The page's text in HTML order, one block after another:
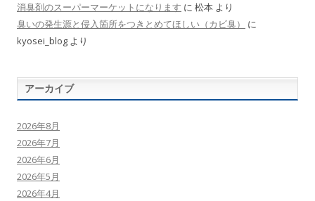
消臭剤のスーパーマーケットになります に 松本 より
臭いの発生源と侵入箇所をつきとめてほしい（カビ臭）
に
kyosei_blog より
アーカイブ
2026年8月
2026年7月
2026年6月
2026年5月
2026年4月